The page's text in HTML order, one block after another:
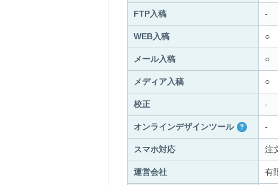
FTP入稿 -
WEB入稿 ○
メール入稿 ○
メディア入稿 ○
校正 -
オンラインデザインツール -
スマホ対応 注
運営会社 有